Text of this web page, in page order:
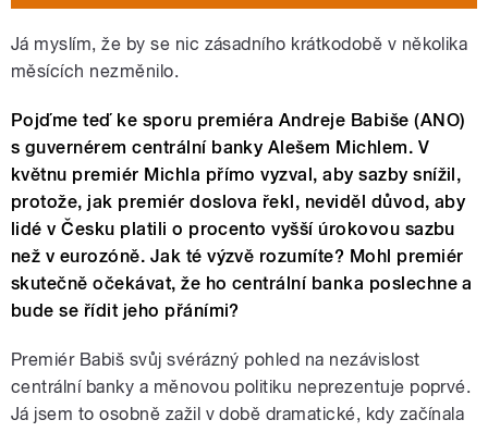
Já myslím, že by se nic zásadního krátkodobě v několika
měsících nezměnilo.
Pojďme teď ke sporu premiéra Andreje Babiše (ANO)
s guvernérem centrální banky Alešem Michlem. V
květnu premiér Michla přímo vyzval, aby sazby snížil,
protože, jak premiér doslova řekl, neviděl důvod, aby
lidé v Česku platili o procento vyšší úrokovou sazbu
než v eurozóně. Jak té výzvě rozumíte? Mohl premiér
skutečně očekávat, že ho centrální banka poslechne a
bude se řídit jeho přáními?
Premiér Babiš svůj svérázný pohled na nezávislost
centrální banky a měnovou politiku neprezentuje poprvé.
Já jsem to osobně zažil v době dramatické, kdy začínala